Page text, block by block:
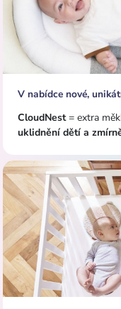
V nabídce nové,
CloudNest= extra
uklidnění dětí a